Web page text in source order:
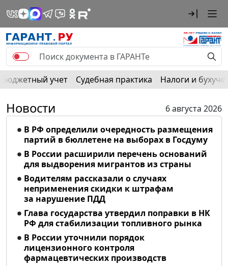
Бюджетный учет Судебная практика Налоги и
Новости
6 августа 2026
В РФ определили очередность размещения
партий в бюллетене на выборах в Госдуму
В России расширили перечень оснований
для выдворения мигрантов из страны
Водителям рассказали о случаях
неприменения скидки к штрафам
за нарушение ПДД
Глава государства утвердил поправки в НК
РФ для стабилизации топливного рынка
В России уточнили порядок
лицензионного контроля
фармацевтических производств